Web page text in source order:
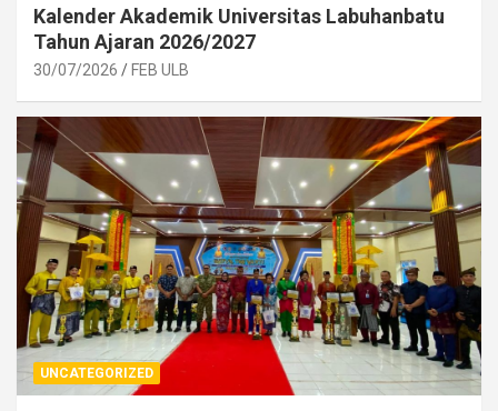
Kalender Akademik Universitas Labuhanbatu
Tahun Ajaran 2026/2027
30/07/2026 FEB ULB
UNCATEGORIZED